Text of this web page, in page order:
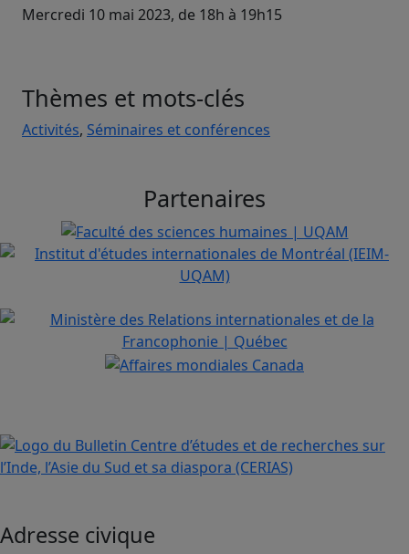
Mercredi 10 mai 2023, de 18h à 19h15
Thèmes et mots-clés
Activités, Séminaires et conférences
Partenaires
Adresse civique